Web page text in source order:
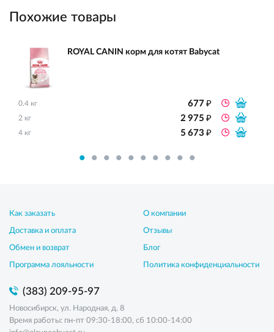
Похожие товары
ROYAL CANIN корм для котят Babycat
0.4 кг 677₽
2 кг 2 975₽
4 кг 5 673₽
Как заказать
Доставка и оплата
Обмен и возврат
Программа лояльности
О компании
Отзывы
Блог
Политика конфиденциальности
(383) 209-95-97
Новосибирск, ул. Народная, д. 8
Время работы: пн-пт 09:30-18:00, сб 10:00-14:00